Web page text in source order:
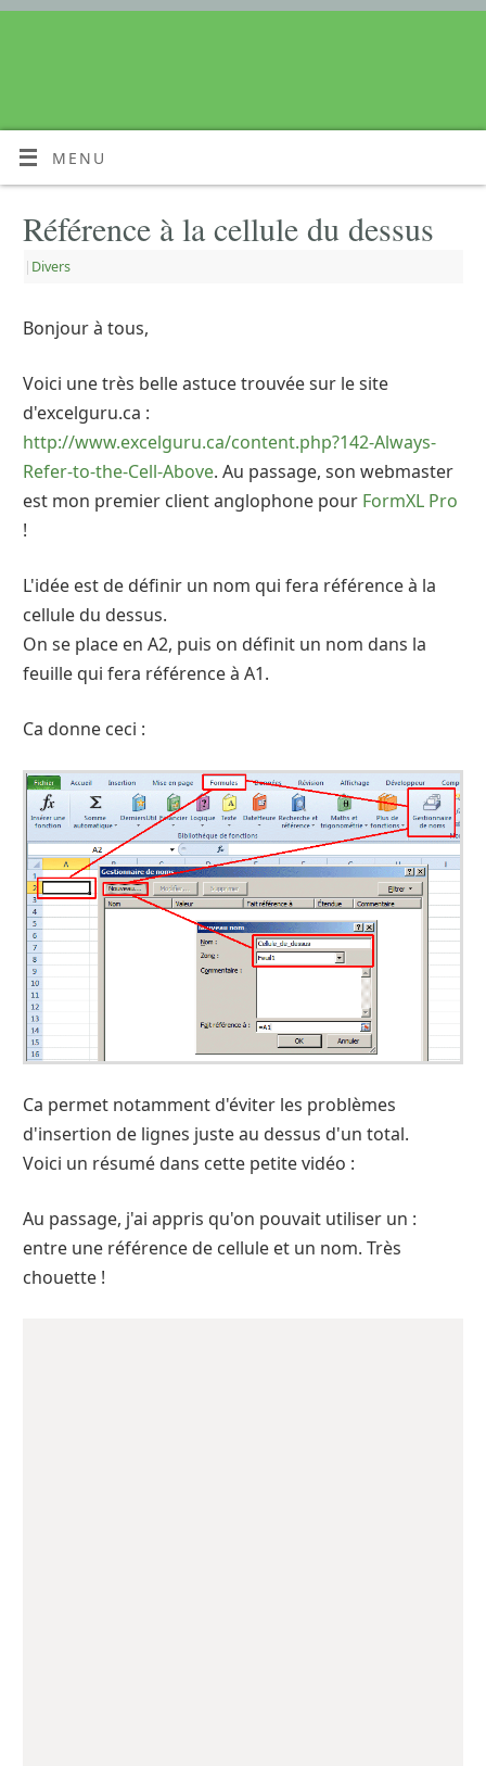
MENU
Référence à la cellule du dessus
| Divers
Bonjour à tous,
Voici une très belle astuce trouvée sur le site
d'excelguru.ca :
http://www.excelguru.ca/content.php?142-Always-
Refer-to-the-Cell-Above. Au passage, son webmaster
est mon premier client anglophone pour FormXL Pro
!
L'idée est de définir un nom qui fera référence à la
cellule du dessus.
On se place en A2, puis on définit un nom dans la
feuille qui fera référence à A1.
Ca donne ceci :
Ca permet notamment d'éviter les problèmes
d'insertion de lignes juste au dessus d'un total.
Voici un résumé dans cette petite vidéo :
Au passage, j'ai appris qu'on pouvait utiliser un :
entre une référence de cellule et un nom. Très
chouette !